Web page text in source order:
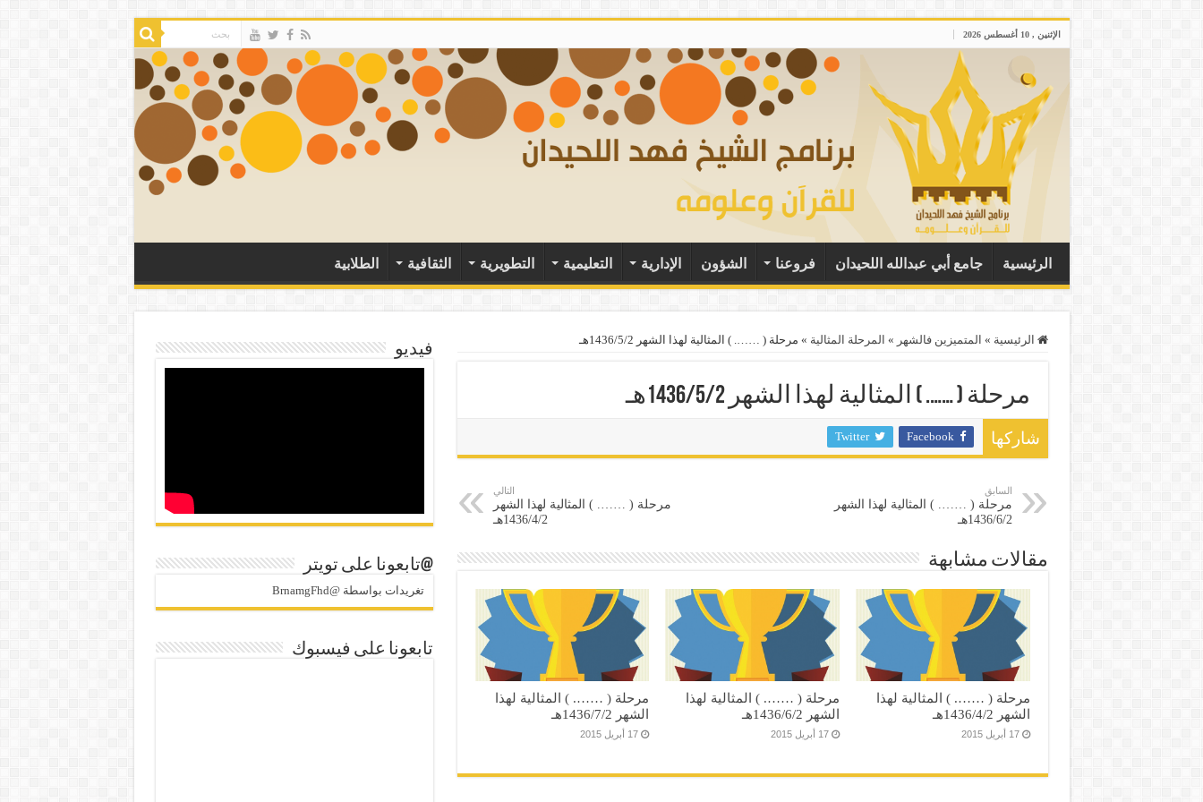
الإثنين , 10 أغسطس 2026
الرئيسية جامع أبي عبدالله اللحيدان فروعنا الشؤون الإدارية التعليمية التطويرية الثقافية الطلابية
الرئيسية » المتميزين فالشهر » المرحلة المثالية » مرحلة ( ……. ) المثالية لهذا الشهر 1436/5/2هـ
مرحلة ( ……. ) المثالية لهذا الشهر 1436/5/2هـ
شاركها Facebook
Twitter
السابق
مرحلة ( ……. ) المثالية لهذا الشهر
1436/6/2هـ
التالي
مرحلة ( ……. ) المثالية لهذا الشهر
1436/4/2هـ
مقالات مشابهة
مرحلة ( ……. ) المثالية لهذا
الشهر 1436/4/2هـ
17 أبريل 2015
مرحلة ( ……. ) المثالية لهذا
الشهر 1436/6/2هـ
17 أبريل 2015
مرحلة ( ……. ) المثالية لهذا
الشهر 1436/7/2هـ
17 أبريل 2015
فيديو
@تابعونا على تويتر
تغريدات بواسطة @BrnamgFhd
تابعونا على فيسبوك